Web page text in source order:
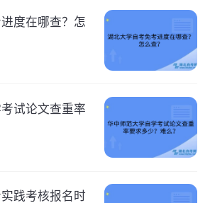
度在哪查？怎
试论文查重率
践考核报名时